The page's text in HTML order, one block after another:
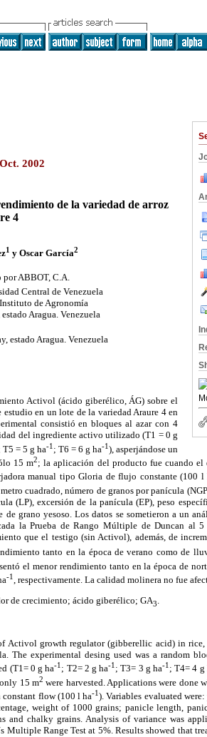
2002
de la variedad de arroz
4
1 y Oscar García2
ABBOT, C.A.
Central de Venezuela
de Agronomía
Aragua. Venezuela
estado Aragua. Venezuela
Activol (ácido giberélico, ÁG) sobre el
estudio en un lote de la variedad Araure 4 en
consistió en bloques al azar con 4
del ingrediente activo utilizado (T1 = 0 g
T5 = 5 g ha-1 ; T6 = 6 g ha-1), asperjándose un
15 m2; la aplicación del producto fue cuando
manual tipo Gloria de flujo constante (100 l
cuadrado, número de granos por panícula
(LP), excersión de la panícula (EP), peso
grano yesoso. Los datos se sometieron a un
la Prueba de Rango Múltiple de Duncan al
que el testigo (sin Activol), además, de
tanto en la época de verano como de
el menor rendimiento tanto en la época de
-1
, respectivamente. La calidad molinera no fue
de crecimiento; ácido giberélico; GA3.
growth regulator (gibberellic acid) in rice,
The experimental desing used was a random
(T1= 0 g ha-1 ; T2= 2 g ha-1 ; T3= 3 g ha-1 ; T4= 4 g
15 m2 were harvested. Applications were done
constant flow (100 l ha-1). Variables evaluated
weight of 1000 grains; panicle length,
and chalky grains. Analysis of variance was
Multiple Range Test at 5%. Results showed that